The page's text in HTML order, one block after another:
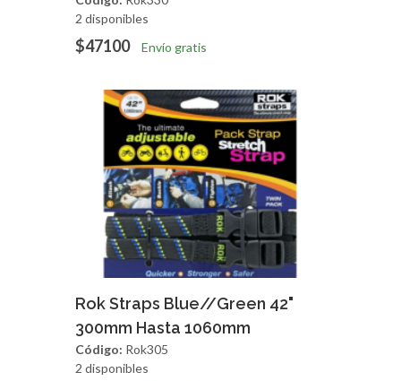
2 disponibles
$47100 Envío gratis
Agregar Vista Rapida
Rok Straps Blue//Green 42"
300mm Hasta 1060mm
Código: Rok305
2 disponibles